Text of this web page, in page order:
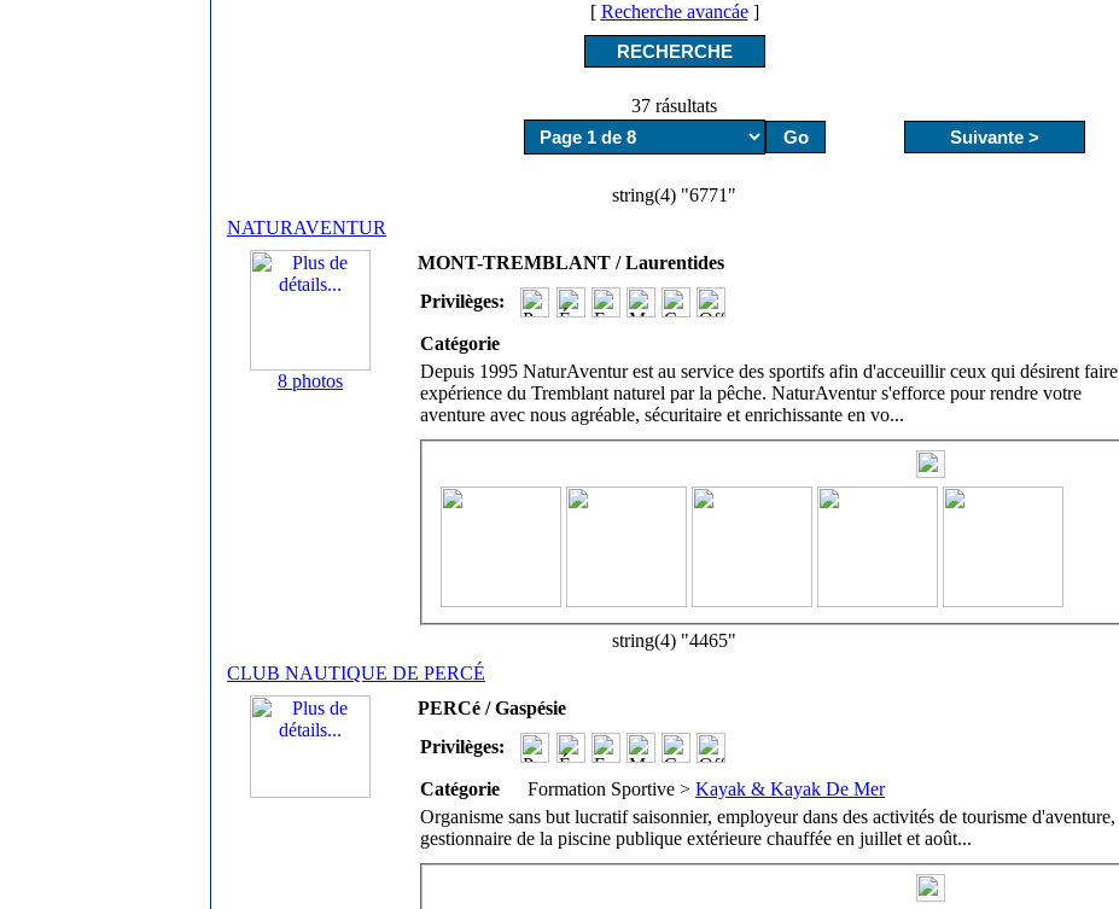
[ Recherche avancáe]
37 rásultats
string(4) "6771"
NATURAVENTUR
8 photos
MONT-TREMBLANT / Laurentides
Privilèges:
Catégorie
Depuis 1995 NaturAventur est au service des sportifs afin d'acceuillir ceux qui désirent faire
expérience du Tremblant naturel par la pêche. NaturAventur s'efforce pour rendre votre
aventure avec nous agréable, sécuritaire et enrichissante en vo...
string(4) "4465"
CLUB NAUTIQUE DE PERCÉ
PERCé / Gaspésie
Privilèges:
Catégorie Formation Sportive > Kayak & Kayak De Mer
Organisme sans but lucratif saisonnier, employeur dans des activités de tourisme d'aventure,
gestionnaire de la piscine publique extérieure chauffée en juillet et août...